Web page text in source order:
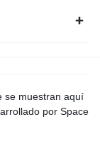
se muestran aquí
por Space